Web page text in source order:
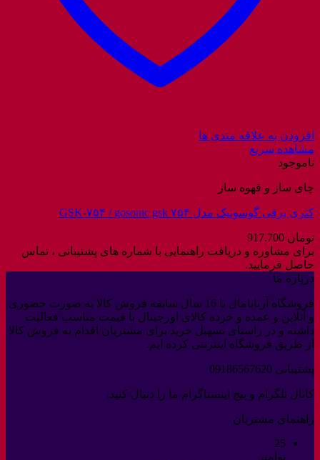
افزودن به علاقه مندی ها
مشاهده سریع
ناموجود
چای ساز و قهوه ساز
کتری برقی گوسونیک مدل GSK-۷۵۴ / gosonic gsk ۷۵۴
تومان
برای مشاوره و دریافت راهنمایی با شماره های پشتیبانی ، تماس
حاصل فرمایید.
درباره ما
فروشگاه آربابامال با 16 سال سابقه فروش کالا به صورت حضوری
و آنلاین و عمده و خرده کالای اورجینال با قیمت مناسب فعالیت
داشته و در راستای تسهیل خرید برای مشتریان اقدام به فروش کالا
از طریق فروشگاه اینترنتی کرده ایم.
پشتیبانی 09186567620
کانال تلگرام و پیج اینستاگرام ما را دنبال کنید.
راهنمای مشتریان
25
نوامبر